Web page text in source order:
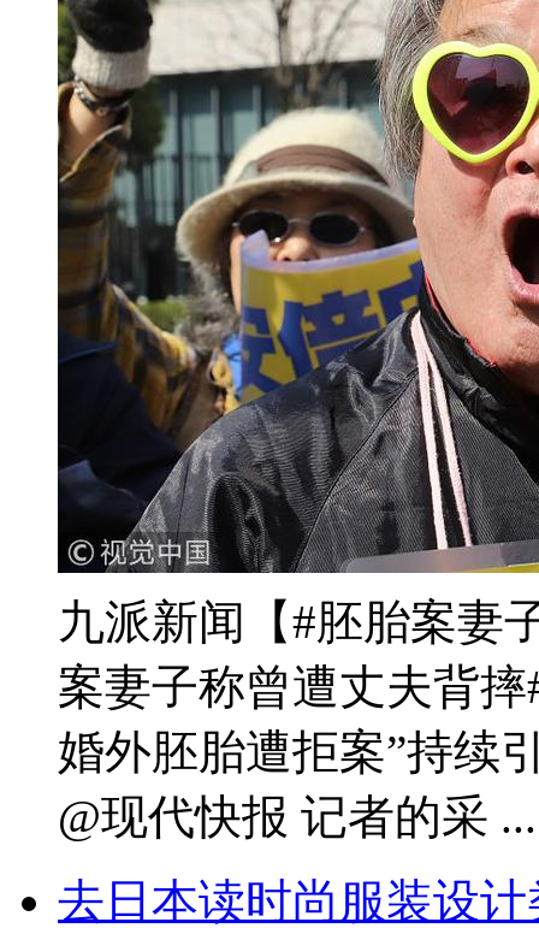
九派新闻【#胚胎案妻
案妻子称曾遭丈夫背
婚外胚胎遭拒案”持续
@现代快报 记者的采 ...
去日本读时尚服装设